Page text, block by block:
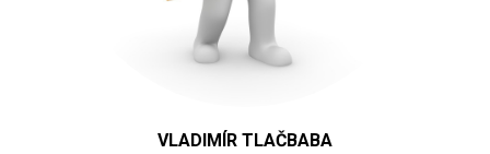
VLADIMÍR TLAČBABA